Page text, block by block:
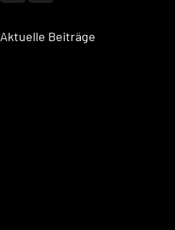
Aktuelle Beiträge